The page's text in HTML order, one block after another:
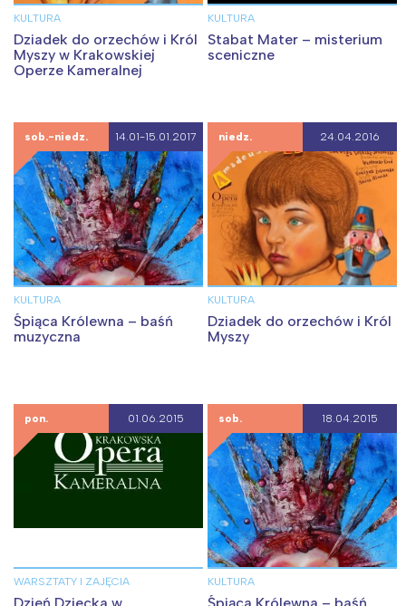
KULTURA
Dziadek do orzechów i Król
Myszy w Krakowskiej
Operze Kameralnej
KULTURA
Stabat Mater – misterium
sceniczne
sob.-niedz. 14.01-15.01.2017
KULTURA
Śpiąca Królewna – baśń
muzyczna
niedz. 24.04.2016
KULTURA
Dziadek do orzechów i Król
Myszy
pon. 01.06.2015
WARSZTATY I ZAJĘCIA
sob. 18.04.2015
KULTURA